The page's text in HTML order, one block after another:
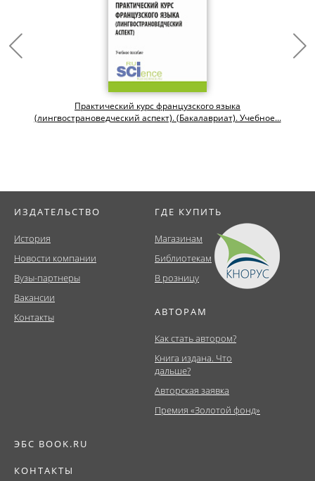
Практический курс французского языка
(лингвострановедческий аспект). (Бакалавриат). Учебное...
ИЗДАТЕЛЬСТВО
История
Новости компании
Вузы-партнеры
Вакансии
Контакты
ГДЕ КУПИТЬ
Магазинам
Библиотекам
В розницу
АВТОРАМ
Как стать автором?
Книга издана. Что
дальше?
Авторская заявка
Премия «Золотой фонд»
ЭБС BOOK.RU
КОНТАКТЫ